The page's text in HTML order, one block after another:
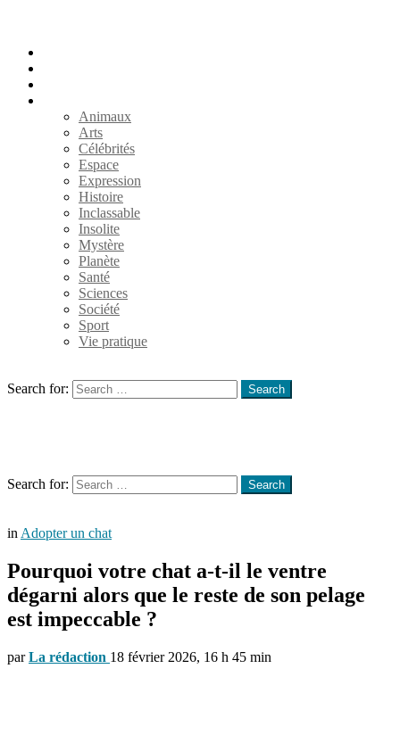
Animaux
Arts
Célébrités
Espace
Expression
Histoire
Inclassable
Insolite
Mystère
Planète
Santé
Sciences
Société
Sport
Vie pratique
Search for:
Search
Search for:
Search
in Adopter un chat
Pourquoi votre chat a-t-il le ventre
dégarni alors que le reste de son pelage
est impeccable ?
par La rédaction 18 février 2026, 16 h 45 min